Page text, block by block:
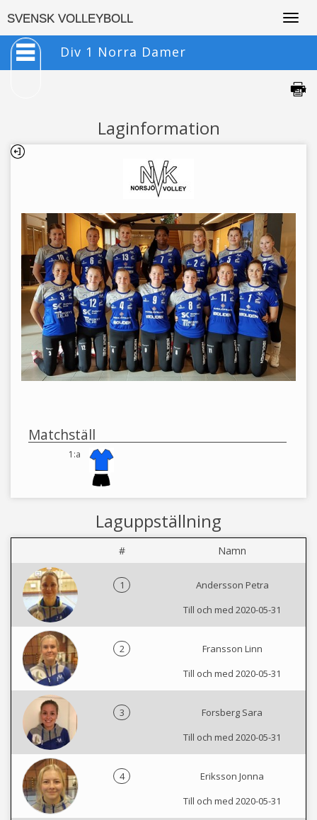
SVENSK VOLLEYBOLL
Div 1 Norra Damer
Laginformation
Matchställ
1:a
Laguppställning
# Namn
1
Andersson Petra
Till och med 2020-05-31
2
Fransson Linn
Till och med 2020-05-31
3
Forsberg Sara
Till och med 2020-05-31
4
Eriksson Jonna
Till och med 2020-05-31